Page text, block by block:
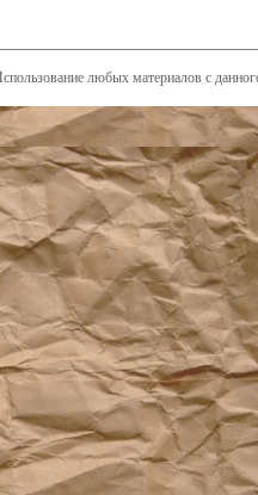
любых материалов с